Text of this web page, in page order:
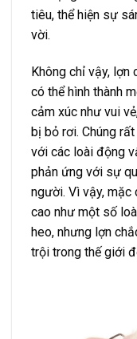
tiêu, thể hiện sự
vời.
Không chỉ vậy, lợn
có thể hình thành
cảm xúc như vui
bị bỏ rơi. Chúng
với các loài động
phản ứng với sự
người. Vì vậy, mặc
cao như một số
heo, nhưng lợn
trội trong thế giới